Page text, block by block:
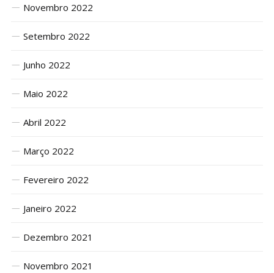
Novembro 2022
Setembro 2022
Junho 2022
Maio 2022
Abril 2022
Março 2022
Fevereiro 2022
Janeiro 2022
Dezembro 2021
Novembro 2021